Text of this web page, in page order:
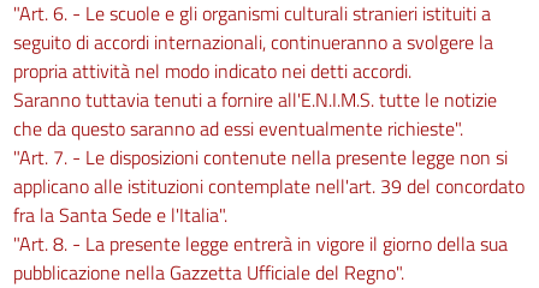
"Art. 6. - Le scuole e gli organismi culturali stranieri istituiti a
seguito di accordi internazionali, continueranno a svolgere la
propria attività nel modo indicato nei detti accordi.
Saranno tuttavia tenuti a fornire all'E.N.I.M.S. tutte le notizie
che da questo saranno ad essi eventualmente richieste".
"Art. 7. - Le disposizioni contenute nella presente legge non si
applicano alle istituzioni contemplate nell'art. 39 del concordato
fra la Santa Sede e l'Italia".
"Art. 8. - La presente legge entrerà in vigore il giorno della sua
pubblicazione nella Gazzetta Ufficiale del Regno".